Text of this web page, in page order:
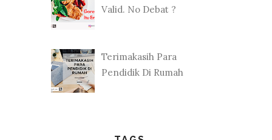
Valid. No Debat ?
Terimakasih Para
Pendidik Di Rumah